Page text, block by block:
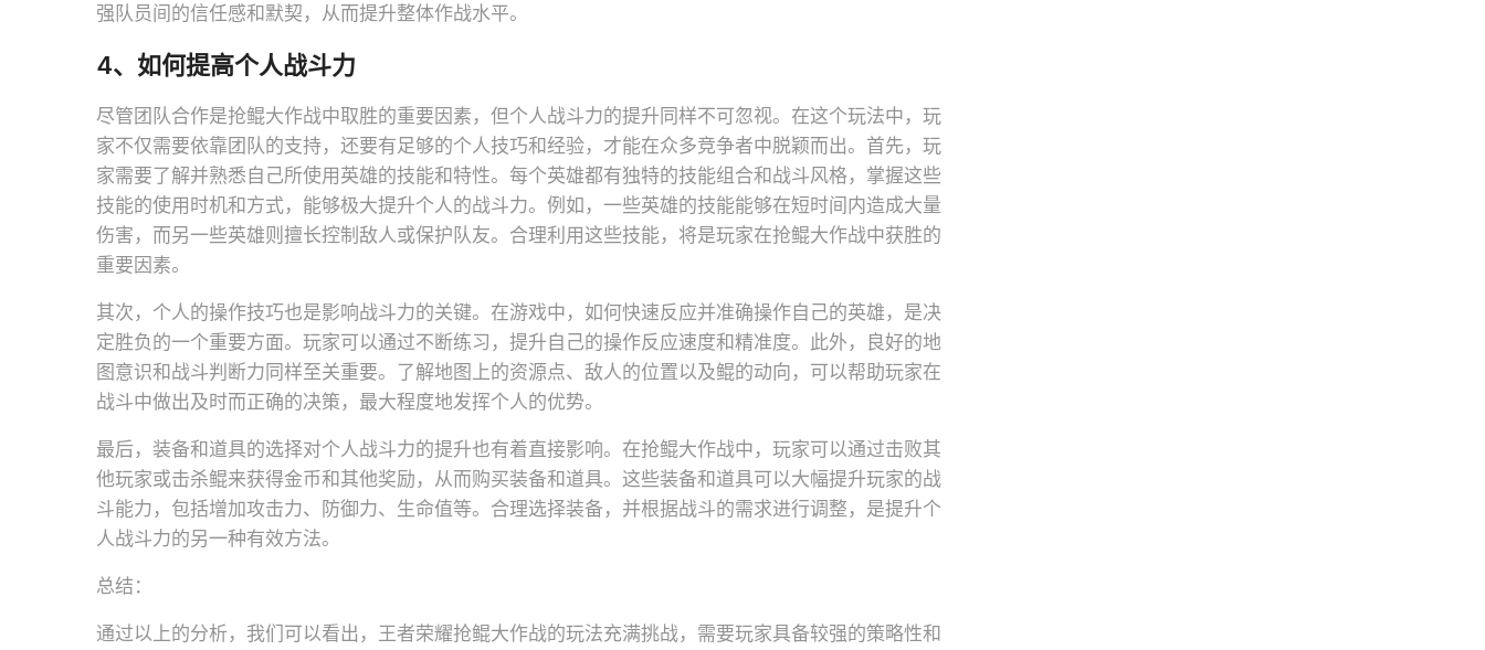
强队员间的信任感和默契，从而提升整体作战水平。
4、如何提高个人战斗力
尽管团队合作是抢鲲大作战中取胜的重要因素，但个人战斗力的提升同样不可忽视。在这个玩法中，玩
家不仅需要依靠团队的支持，还要有足够的个人技巧和经验，才能在众多竞争者中脱颖而出。首先，玩
家需要了解并熟悉自己所使用英雄的技能和特性。每个英雄都有独特的技能组合和战斗风格，掌握这些
技能的使用时机和方式，能够极大提升个人的战斗力。例如，一些英雄的技能能够在短时间内造成大量
伤害，而另一些英雄则擅长控制敌人或保护队友。合理利用这些技能，将是玩家在抢鲲大作战中获胜的
重要因素。
其次，个人的操作技巧也是影响战斗力的关键。在游戏中，如何快速反应并准确操作自己的英雄，是决
定胜负的一个重要方面。玩家可以通过不断练习，提升自己的操作反应速度和精准度。此外，良好的地
图意识和战斗判断力同样至关重要。了解地图上的资源点、敌人的位置以及鲲的动向，可以帮助玩家在
战斗中做出及时而正确的决策，最大程度地发挥个人的优势。
最后，装备和道具的选择对个人战斗力的提升也有着直接影响。在抢鲲大作战中，玩家可以通过击败其
他玩家或击杀鲲来获得金币和其他奖励，从而购买装备和道具。这些装备和道具可以大幅提升玩家的战
斗能力，包括增加攻击力、防御力、生命值等。合理选择装备，并根据战斗的需求进行调整，是提升个
人战斗力的另一种有效方法。
总结：
通过以上的分析，我们可以看出，王者荣耀抢鲲大作战的玩法充满挑战，需要玩家具备较强的策略性和